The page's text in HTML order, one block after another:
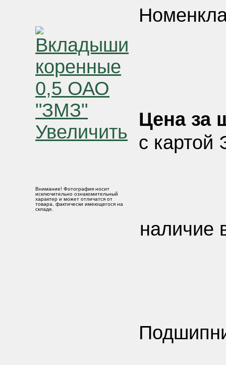
Увеличить
Внимание! Фотография носит
исключительно ознакомительный
характер и может отличатся от
товара, фактически имеющегося на
складе.
Цена за
с картой
наличие